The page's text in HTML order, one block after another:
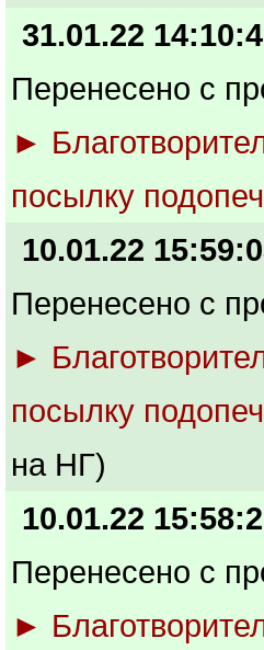
31.01.22
Перенесено с
►
посылку
10.01.22
Перенесено с
►
посылку
на НГ)
10.01.22
Перенесено с
►